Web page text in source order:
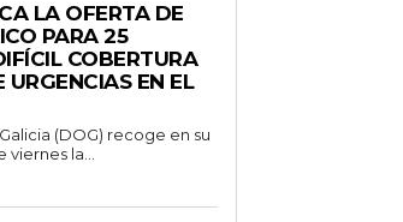
LA OFERTA DE
PARA 25
COBERTURA
URGENCIAS EN EL
(DOG) recoge en su
viernes la...